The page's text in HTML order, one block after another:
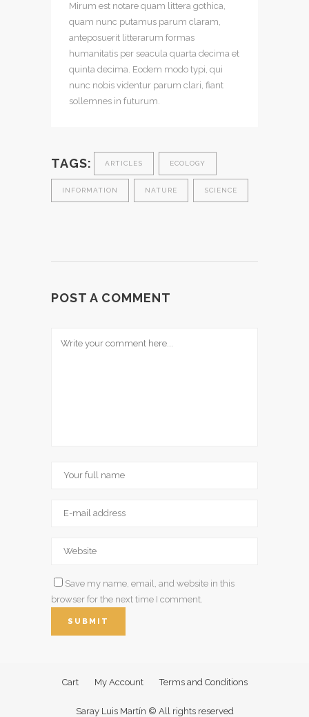
Mirum est notare quam littera gothica,
quam nunc putamus parum claram,
anteposuerit litterarum formas
humanitatis per seacula quarta decima et
quinta decima. Eodem modo typi, qui
nunc nobis videntur parum clari, fiant
sollemnes in futurum.
TAGS: ARTICLES ECOLOGY
INFORMATION NATURE SCIENCE
POST A COMMENT
Save my name, email, and website in this
browser for the next time I comment.
Cart My Account Terms and Conditions
Saray Luis Martín © All rights reserved